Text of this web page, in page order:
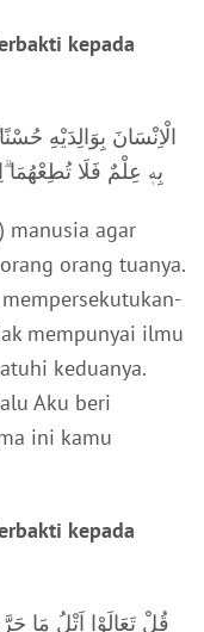
kepada
الْاِنْسَانَ بِوَالِدَيْهِ
بِهٖ عِلْمٌ فَلَا
manusia agar
orang tuanya.
mempunyai ilmu
keduanya.
Aku beri
ini kamu
kepada
قُلْ تَعَالَوْا اَتْلُ مَا